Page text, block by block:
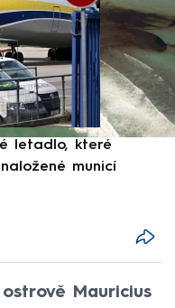
letadlo, které
municí
Mauricius